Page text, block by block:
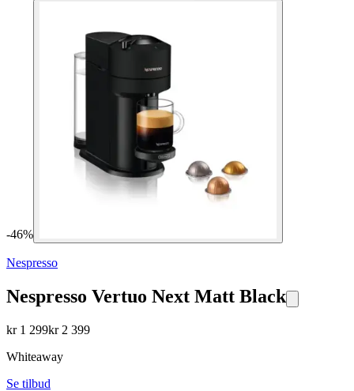
-46%
Nespresso
Nespresso Vertuo Next Matt Black
kr 1 299kr 2 399
Whiteaway
Se tilbud